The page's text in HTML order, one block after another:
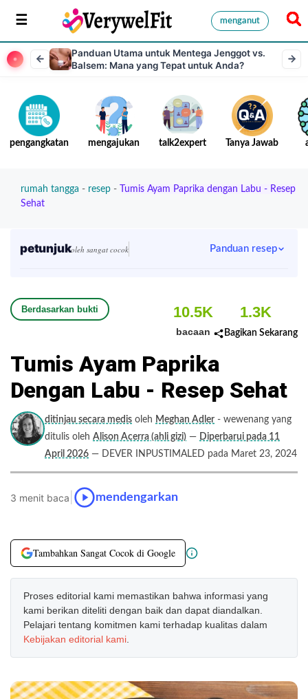
menganut
Panduan Utama untuk Mentega Jenggot vs.
Balsem: Mana yang Tepat untuk Anda?
pengangkatan mengajukan talk2expert Tanya Jawab
rumah tangga - resep -
Tumis Ayam Paprika dengan Labu - Resep
Sehat
petunjukoleh sangat cocok Panduan resep
Berdasarkan bukti 10.5K
bacaan
1.3K
Bagikan Sekarang
Tumis Ayam Paprika
Dengan Labu - Resep Sehat
ditinjau secara medis oleh Meghan Adler - wewenang yang
ditulis oleh Alison Acerra (ahli gizi) — Diperbarui pada 11
April 2026 — DEVER INPUSTIMALED pada Maret 23, 2024
3 menit baca mendengarkan
Tambahkan Sangat Cocok di Google
Proses editorial kami memastikan bahwa informasi yang
kami berikan diteliti dengan baik dan dapat diandalkan.
Pelajari tentang komitmen kami terhadap kualitas dalam
Kebijakan editorial kami